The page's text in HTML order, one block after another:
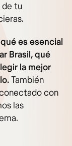
de tu
es esencial
Brasil, qué
la mejor
También
con
las